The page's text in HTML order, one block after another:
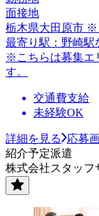
面接地
栃木県大田原市 ※
最寄り駅：野崎駅
※こちらは募集エ
す。
交通費支給
未経験OK
詳細を見る
応募
紹介予定派遣
株式会社スタッフ